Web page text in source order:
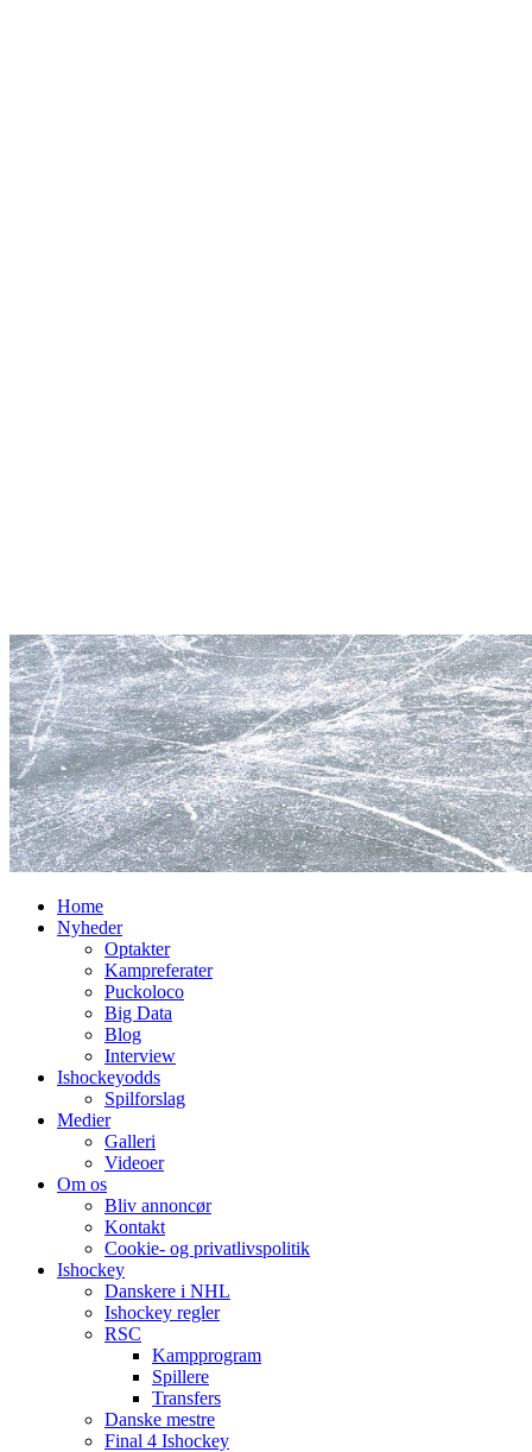
Home
Nyheder
Optakter
Kampreferater
Puckoloco
Big Data
Blog
Interview
Ishockeyodds
Spilforslag
Medier
Galleri
Videoer
Om os
Bliv annoncør
Kontakt
Cookie- og privatlivspolitik
Ishockey
Danskere i NHL
Ishockey regler
RSC
Kampprogram
Spillere
Transfers
Danske mestre
Final 4 Ishockey